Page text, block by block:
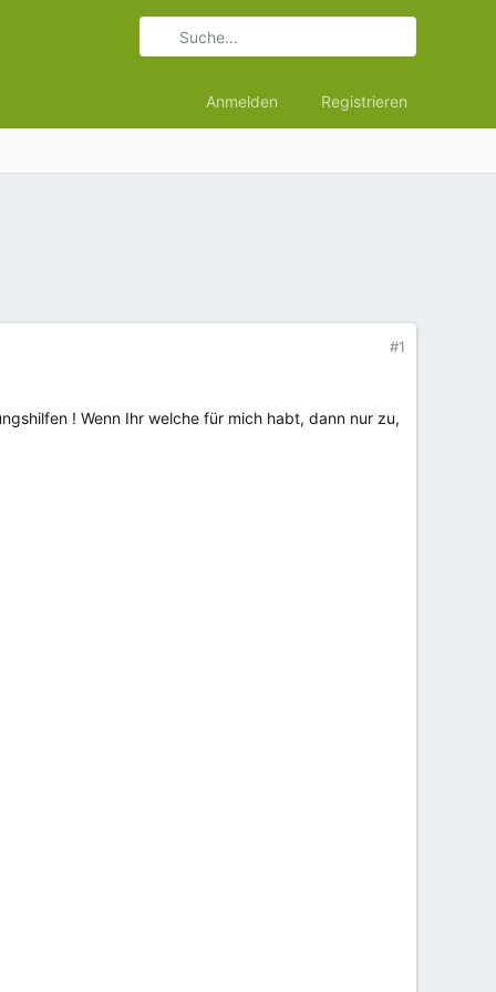
Anmelden Registrieren
#1
! Wenn Ihr welche für mich habt, dann nur zu,